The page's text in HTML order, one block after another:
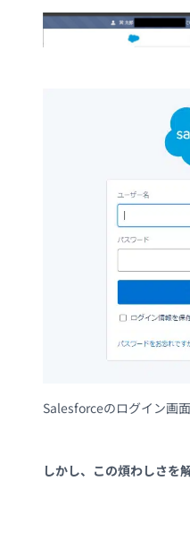
Salesforceのログイン画
しかし、この煩わしさを